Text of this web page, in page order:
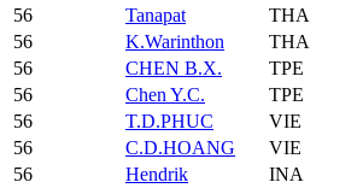
56
Tanapat THA
56
K.Warinthon THA
56
CHEN B.X. TPE
56
Chen Y.C. TPE
56
T.D.PHUC VIE
56
C.D.HOANG VIE
56
Hendrik INA